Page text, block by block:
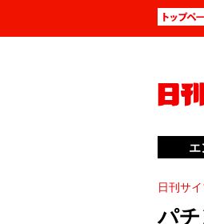
日刊サ
パ
エ